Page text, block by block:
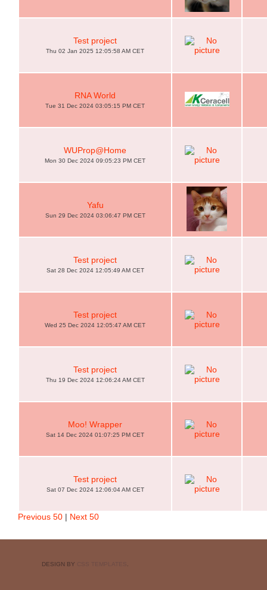
Test project
Thu 02 Jan 2025 12:05:58 AM CET
RNA World
Tue 31 Dec 2024 03:05:15 PM CET
WUProp@Home
Mon 30 Dec 2024 09:05:23 PM CET
Yafu
Sun 29 Dec 2024 03:06:47 PM CET
Test project
Sat 28 Dec 2024 12:05:49 AM CET
Test project
Wed 25 Dec 2024 12:05:47 AM CET
Test project
Thu 19 Dec 2024 12:06:24 AM CET
Moo! Wrapper
Sat 14 Dec 2024 01:07:25 PM CET
Test project
Sat 07 Dec 2024 12:06:04 AM CET
Previous 50 | Next 50
DESIGN BY CSS TEMPLATES